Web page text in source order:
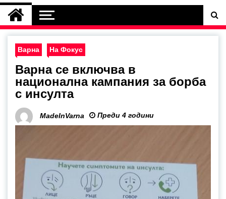
Варна На Фокус
Варна се включва в
национална кампания за борба
с инсулта
MadeInVarna Преди 4 години